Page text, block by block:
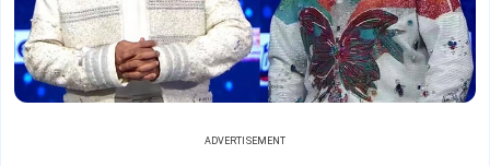
ADVERTISEMENT